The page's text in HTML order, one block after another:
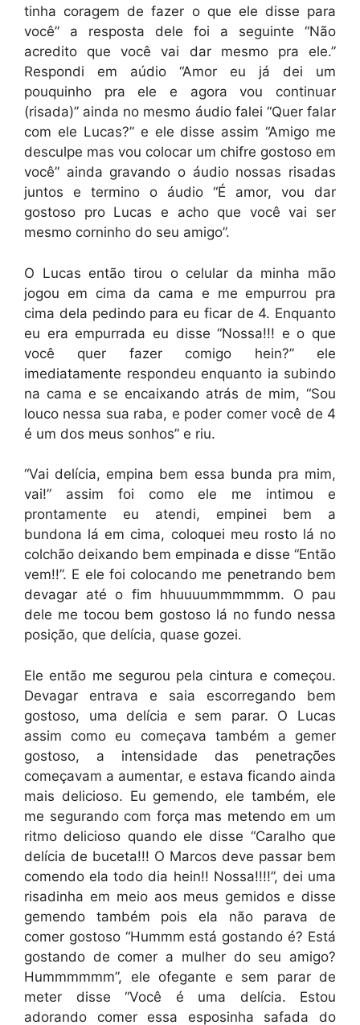
tinha coragem de fazer o que ele disse para
você” a resposta dele foi a seguinte “Não
acredito que você vai dar mesmo pra ele.”
Respondi em aúdio “Amor eu já dei um
pouquinho pra ele e agora vou continuar
(risada)” ainda no mesmo áudio falei “Quer falar
com ele Lucas?” e ele disse assim “Amigo me
desculpe mas vou colocar um chifre gostoso em
você” ainda gravando o áudio nossas risadas
juntos e termino o áudio “É amor, vou dar
gostoso pro Lucas e acho que você vai ser
mesmo corninho do seu amigo”.
O Lucas então tirou o celular da minha mão
jogou em cima da cama e me empurrou pra
cima dela pedindo para eu ficar de 4. Enquanto
eu era empurrada eu disse “Nossa!!! e o que
você quer fazer comigo hein?” ele
imediatamente respondeu enquanto ia subindo
na cama e se encaixando atrás de mim, “Sou
louco nessa sua raba, e poder comer você de 4
é um dos meus sonhos” e riu.
“Vai delícia, empina bem essa bunda pra mim,
vai!” assim foi como ele me intimou e
prontamente eu atendi, empinei bem a
bundona lá em cima, coloquei meu rosto lá no
colchão deixando bem empinada e disse “Então
vem!!”. E ele foi colocando me penetrando bem
devagar até o fim hhuuuummmmmm. O pau
dele me tocou bem gostoso lá no fundo nessa
posição, que delícia, quase gozei.
Ele então me segurou pela cintura e começou.
Devagar entrava e saia escorregando bem
gostoso, uma delícia e sem parar. O Lucas
assim como eu começava também a gemer
gostoso, a intensidade das penetrações
começavam a aumentar, e estava ficando ainda
mais delicioso. Eu gemendo, ele também, ele
me segurando com força mas metendo em um
ritmo delicioso quando ele disse “Caralho que
delícia de buceta!!! O Marcos deve passar bem
comendo ela todo dia hein!! Nossa!!!!”, dei uma
risadinha em meio aos meus gemidos e disse
gemendo também pois ela não parava de
comer gostoso “Hummm está gostando é? Está
gostando de comer a mulher do seu amigo?
Hummmmmm”, ele ofegante e sem parar de
meter disse “Você é uma delícia. Estou
adorando comer essa esposinha safada do